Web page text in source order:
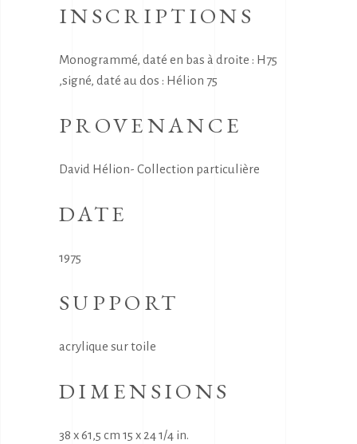
INSCRIPTIONS
Monogrammé, daté en bas à droite : H75
,signé, daté au dos : Hélion 75
PROVENANCE
David Hélion- Collection particulière
DATE
1975
SUPPORT
acrylique sur toile
DIMENSIONS
38 x 61,5 cm 15 x 24 1/4 in.